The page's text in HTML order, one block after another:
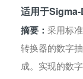
适用于
摘要： 采用标
转换器的数字
成。实现的数